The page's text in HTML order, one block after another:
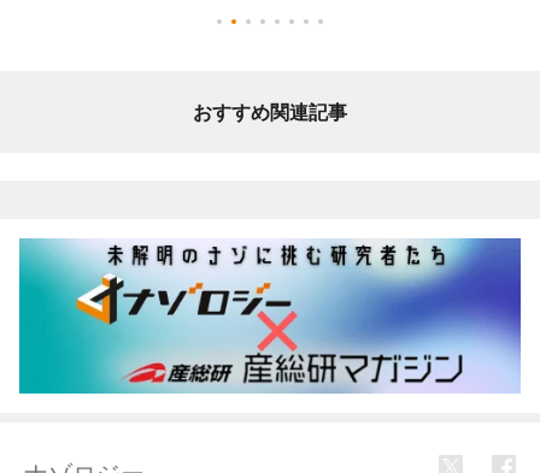
おすすめ関連記事